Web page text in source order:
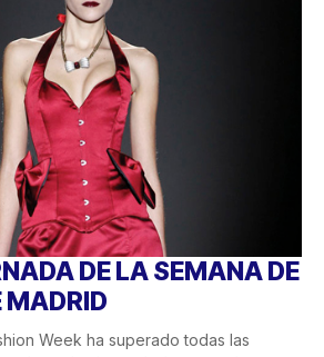
DE LA SEMANA DE
MADRID
Week ha superado todas las